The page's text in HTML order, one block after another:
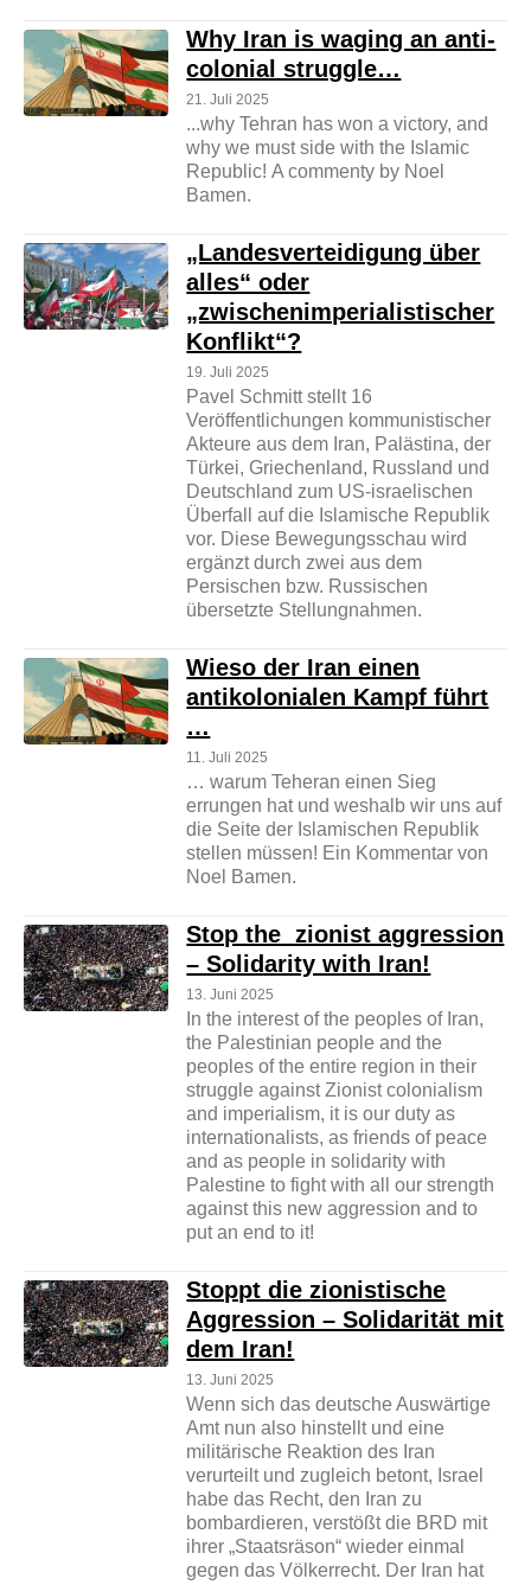
Why Iran is waging an anti-
colonial struggle…
21. Juli 2025
...why Tehran has won a victory, and
why we must side with the Islamic
Republic! A commenty by Noel
Bamen.
„Landesverteidigung über
alles“ oder
„zwischenimperialistischer
Konflikt“?
19. Juli 2025
Pavel Schmitt stellt 16
Veröffentlichungen kommunistischer
Akteure aus dem Iran, Palästina, der
Türkei, Griechenland, Russland und
Deutschland zum US-israelischen
Überfall auf die Islamische Republik
vor. Diese Bewegungsschau wird
ergänzt durch zwei aus dem
Persischen bzw. Russischen
übersetzte Stellungnahmen.
Wieso der Iran einen
antikolonialen Kampf führt
…
11. Juli 2025
… warum Teheran einen Sieg
errungen hat und weshalb wir uns auf
die Seite der Islamischen Republik
stellen müssen! Ein Kommentar von
Noel Bamen.
Stop the zionist aggression
– Solidarity with Iran!
13. Juni 2025
In the interest of the peoples of Iran,
the Palestinian people and the
peoples of the entire region in their
struggle against Zionist colonialism
and imperialism, it is our duty as
internationalists, as friends of peace
and as people in solidarity with
Palestine to fight with all our strength
against this new aggression and to
put an end to it!
Stoppt die zionistische
Aggression – Solidarität mit
dem Iran!
13. Juni 2025
Wenn sich das deutsche Auswärtige
Amt nun also hinstellt und eine
militärische Reaktion des Iran
verurteilt und zugleich betont, Israel
habe das Recht, den Iran zu
bombardieren, verstößt die BRD mit
ihrer „Staatsräson“ wieder einmal
gegen das Völkerrecht. Der Iran hat